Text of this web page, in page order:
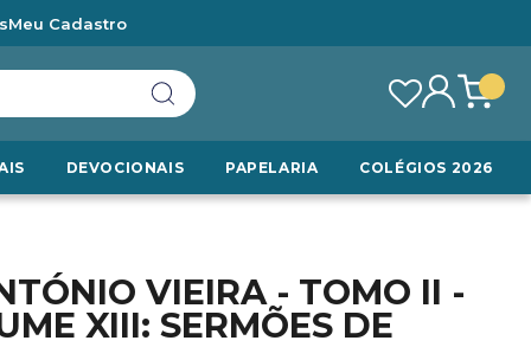
Meu Cadastro
DEVOCIONAIS PAPELARIA COLÉGIOS 2026
VIEIRA - TOMO II -
XIII: SERMÕES DE